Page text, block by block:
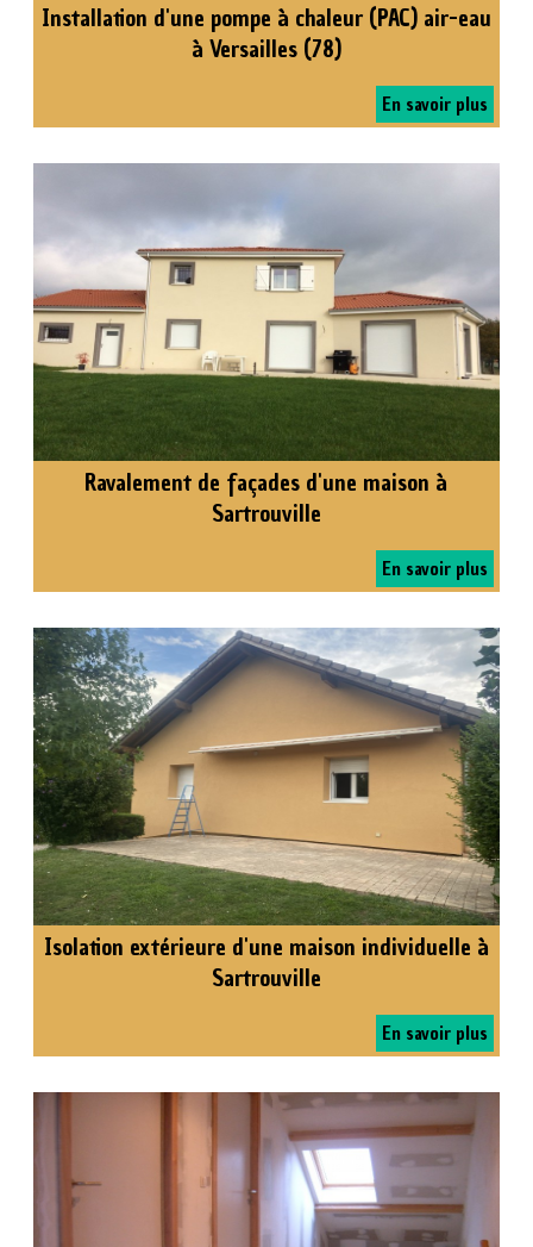
Installation d'une pompe à chaleur (PAC) air-eau
à Versailles (78)
En savoir plus
Ravalement de façades d'une maison à
Sartrouville
En savoir plus
Isolation extérieure d'une maison individuelle à
Sartrouville
En savoir plus